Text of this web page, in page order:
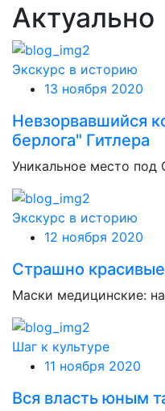
Актуально
Экскурс в историю
13 ноября 2020
Невзорвавшийся
берлога" Гитлера
Уникальное место под
Экскурс в историю
12 ноября 2020
Страшно
Маски медицинские:
Шаг к культуре
11 ноября 2020
Вся власть юным